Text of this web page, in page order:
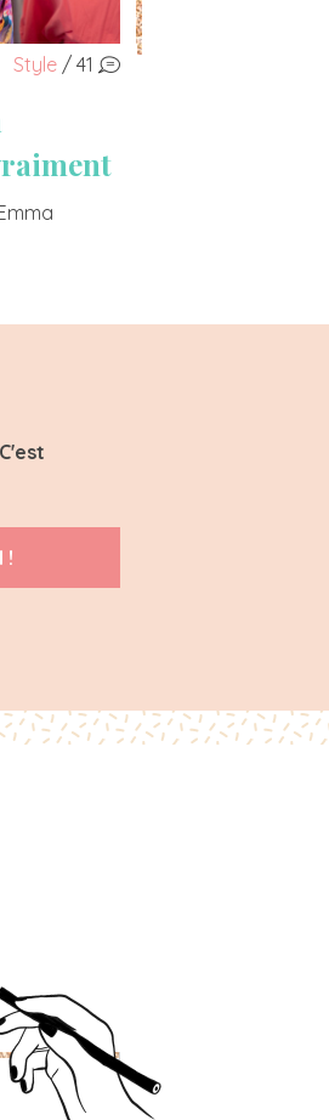
Style / 41
!